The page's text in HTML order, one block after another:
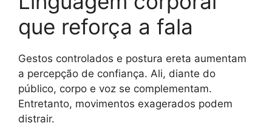
que reforça a fala
Gestos controlados e postura ereta aumentam
a percepção de confiança. Ali, diante do
público, corpo e voz se complementam.
Entretanto, movimentos exagerados podem
distrair.